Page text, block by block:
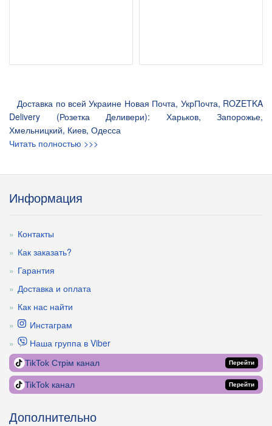
Доставка по всей Украине Новая Почта, УкрПочта, ROZETKA
Delivery (Розетка Деливери): Харьков, Запорожье,
Хмельницкий, Киев, Одесса
Читать полностью >>>
Информация
Контакты
Как заказать?
Гарантия
Доставка и оплата
Как нас найти
Инстаграм
Наша группа в Viber
TikTok Стрім канал Перейти
TikTok канал Перейти
Дополнительно